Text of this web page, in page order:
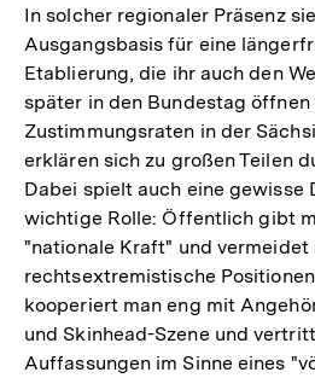
In solcher regionaler Präsenz
Ausgangsbasis für eine
Etablierung, die ihr auch den
später in den Bundestag öffnen
Zustimmungsraten in der
erklären sich zu großen Teilen
Dabei spielt auch eine gewisse
wichtige Rolle: Öffentlich gibt
"nationale Kraft" und vermeidet
rechtsextremistische
kooperiert man eng mit
und Skinhead-Szene und
Auffassungen im Sinne eines